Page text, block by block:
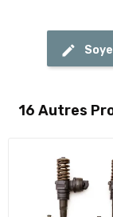
16 Autres